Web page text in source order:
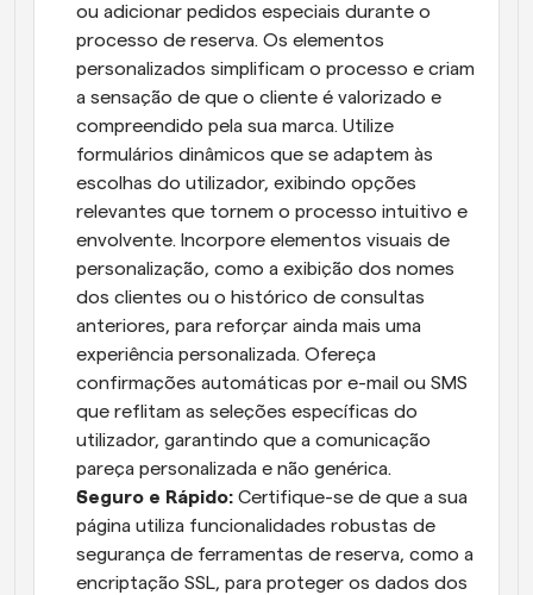
ou adicionar pedidos especiais durante o
processo de reserva. Os elementos
personalizados simplificam o processo e criam
a sensação de que o cliente é valorizado e
compreendido pela sua marca. Utilize
formulários dinâmicos que se adaptem às
escolhas do utilizador, exibindo opções
relevantes que tornem o processo intuitivo e
envolvente. Incorpore elementos visuais de
personalização, como a exibição dos nomes
dos clientes ou o histórico de consultas
anteriores, para reforçar ainda mais uma
experiência personalizada. Ofereça
confirmações automáticas por e-mail ou SMS
que reflitam as seleções específicas do
utilizador, garantindo que a comunicação
pareça personalizada e não genérica.
Seguro e Rápido: Certifique-se de que a sua
página utiliza funcionalidades robustas de
segurança de ferramentas de reserva, como a
encriptação SSL, para proteger os dados dos